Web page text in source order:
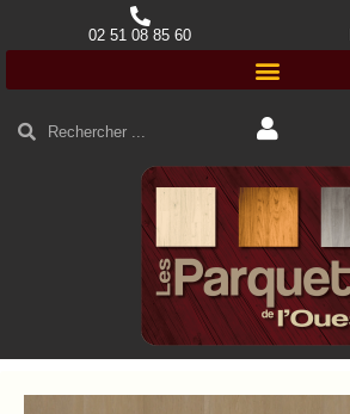
02 51 08 85 60